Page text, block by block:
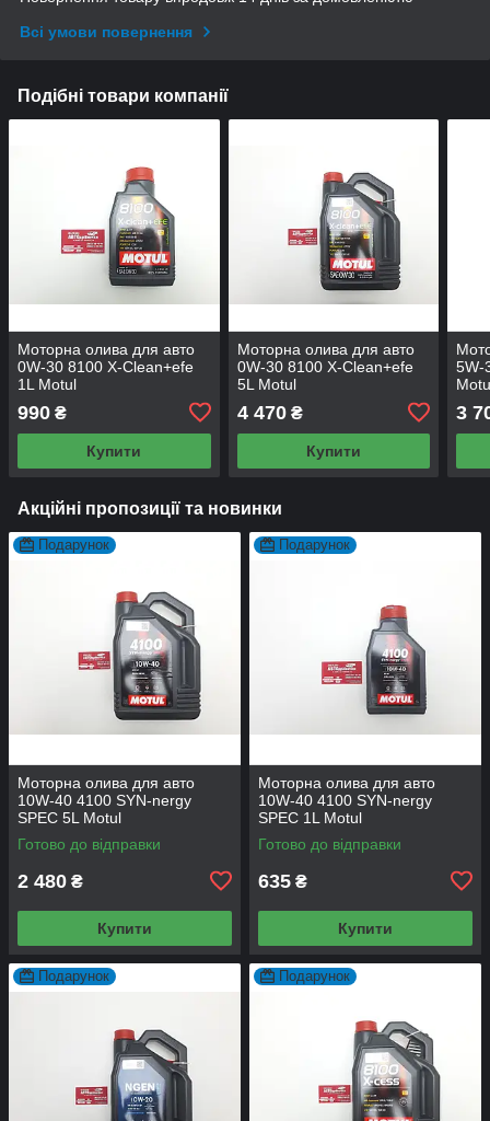
Всі умови повернення
Подібні товари компанії
Моторна олива для авто
0W-30 8100 X-Сlean+efe
1L Motul
990 ₴
Купити
Моторна олива для авто
0W-30 8100 X-Сlean+efe
5L Motul
4 470₴
Купити
5W-
3
Акційні пропозиції та новинки
Подарунок
Моторна олива для авто
10W-40 4100 SYN-nergy
SPEC 5L Motul
Готово до відправки
2 480 ₴
Купити
Подарунок
Моторна олива для авто
10W-40 4100 SYN-nergy
SPEC 1L Motul
Готово до відправки
635 ₴
Купити
Подарунок Подарунок